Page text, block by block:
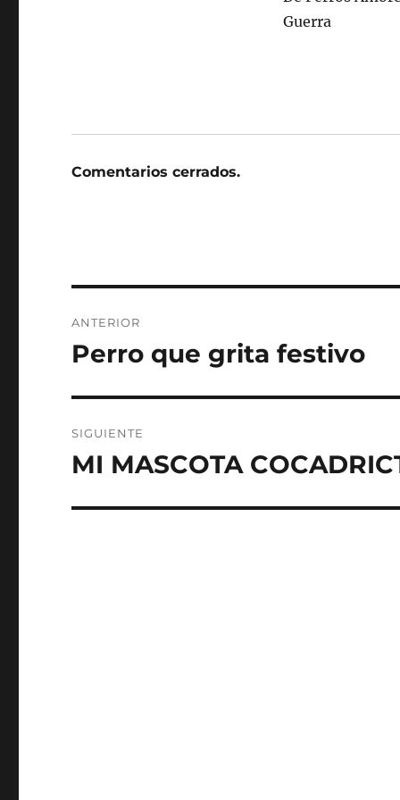
Guerra
Comentarios cerrados.
de
ANTERIOR
Entrada
Perro que grita festivo
SIGUIENTE
Entrada
MI MASCOTA